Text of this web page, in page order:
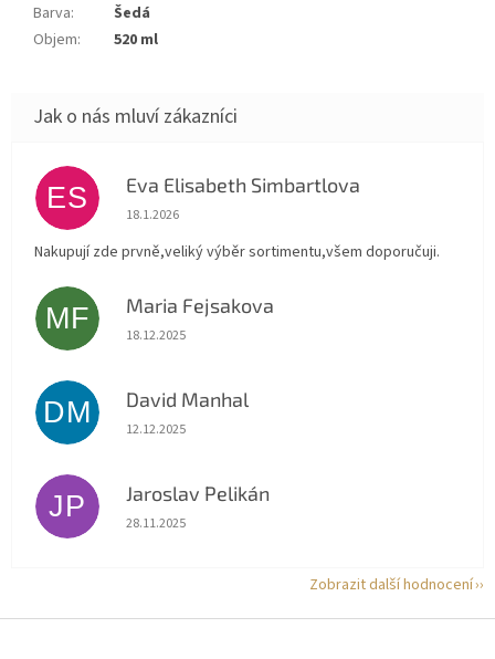
Barva:
Šedá
Objem: 520 ml
ES Eva Elisabeth Simbartlova
Hodnocení obchodu je 5 z 5 hvězdiček.
18.1.2026
Nakupují zde prvně,veliký výběr sortimentu,všem doporučuji.
MF Maria Fejsakova
Hodnocení obchodu je 5 z 5 hvězdiček.
18.12.2025
DM David Manhal
Hodnocení obchodu je 5 z 5 hvězdiček.
12.12.2025
JP Jaroslav Pelikán
Hodnocení obchodu je 5 z 5 hvězdiček.
28.11.2025
Zobrazit další hodnocení